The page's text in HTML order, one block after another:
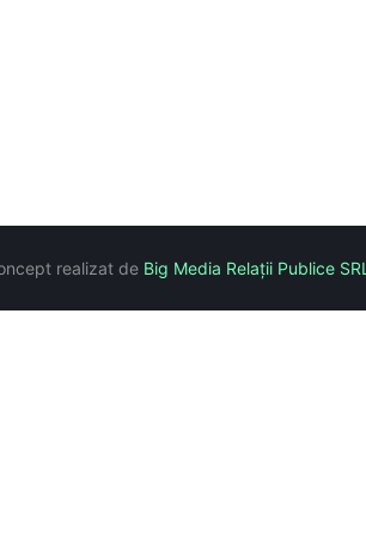
realizat de Big Media Relații Publice SRL